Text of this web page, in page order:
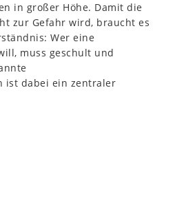
in großer Höhe. Damit die
zur Gefahr wird, braucht es
Wer eine
muss geschult und
ist dabei ein zentraler